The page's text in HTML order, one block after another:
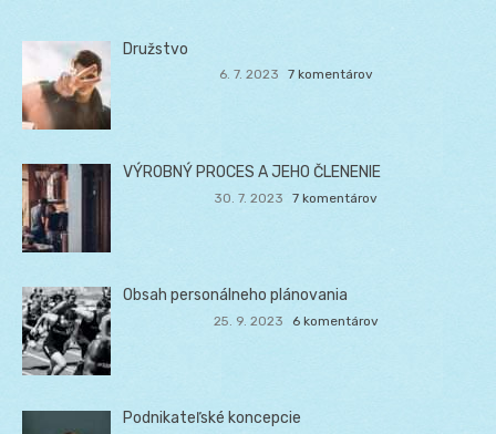
Družstvo
6. 7. 2023 7 komentárov
VÝROBNÝ PROCES A JEHO ČLENENIE
30. 7. 2023 7 komentárov
Obsah personálneho plánovania
25. 9. 2023 6 komentárov
Podnikateľské koncepcie